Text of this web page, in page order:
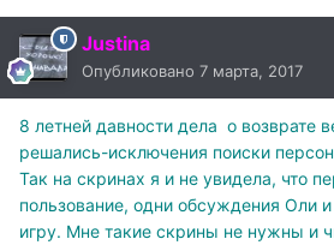
Justina
Опубликовано 7 марта, 2017
8 летней давности дела о возврате
решались-исключения поиски
Так на скринах я и не увидела, что
пользование, одни обсуждения Оли
игру. Мне такие скрины не нужны и